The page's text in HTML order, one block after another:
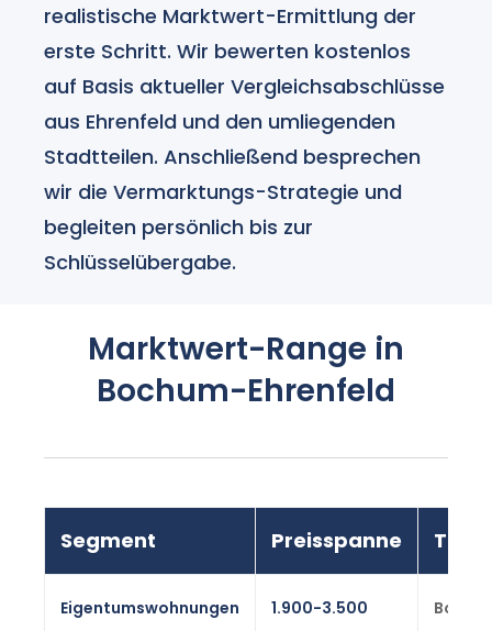
realistische Marktwert-Ermittlung der
erste Schritt. Wir bewerten kostenlos
auf Basis aktueller Vergleichsabschlüsse
aus Ehrenfeld und den umliegenden
Stadtteilen. Anschließend besprechen
wir die Vermarktungs-Strategie und
begleiten persönlich bis zur
Schlüsselübergabe.
Marktwert-Range in
Bochum-Ehrenfeld
Segment Preisspanne
Eigentumswohnungen
1.900-3.500